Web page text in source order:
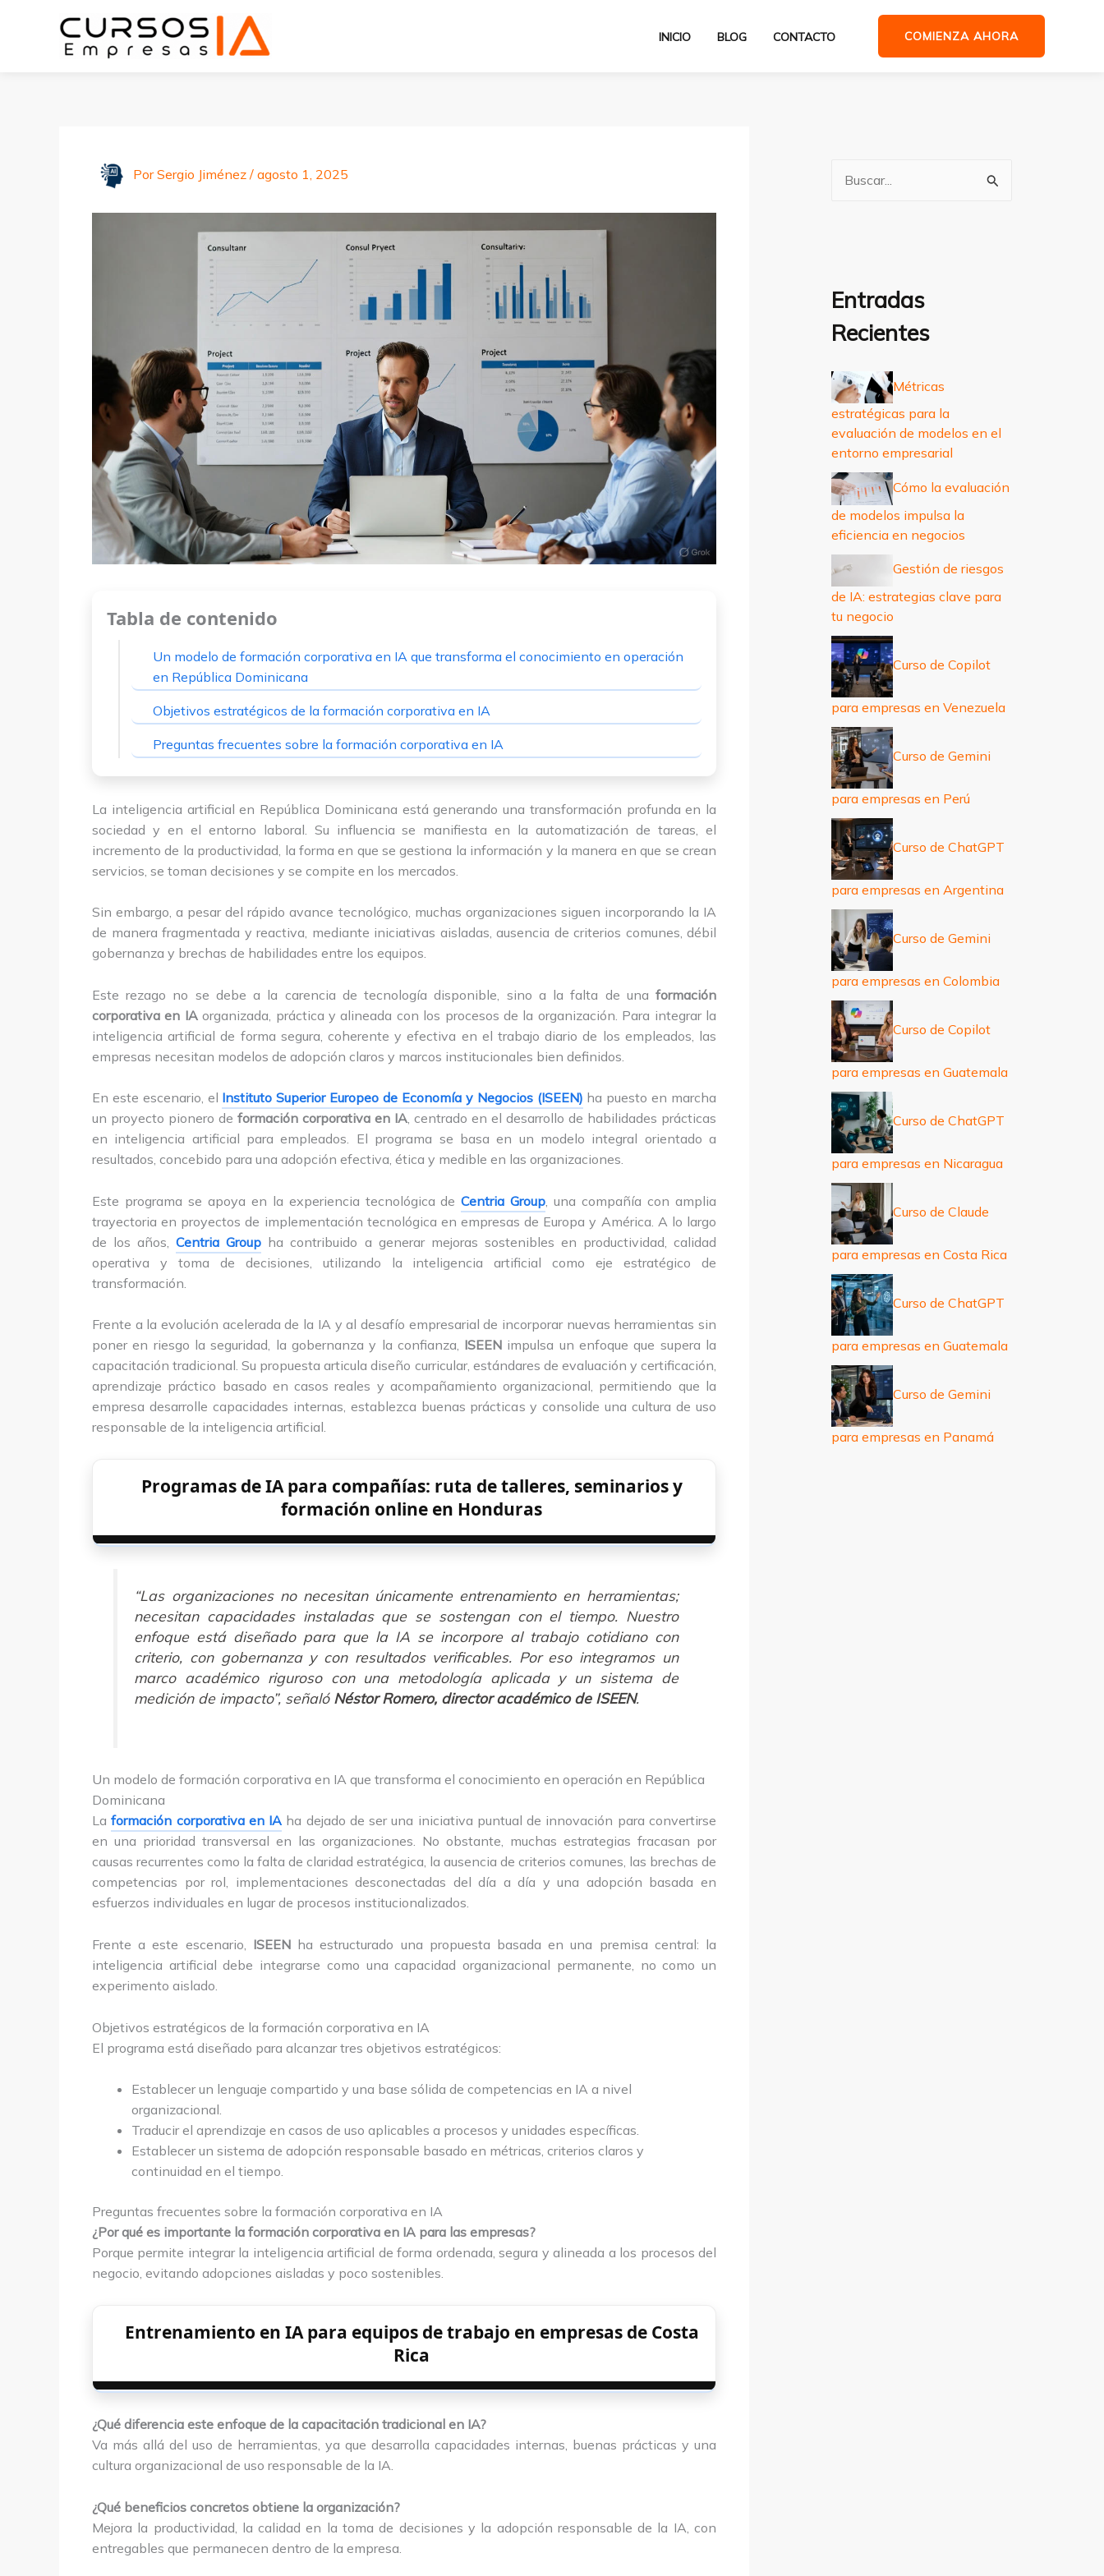
INICIO BLOG CONTACTO COMIENZA AHORA
PorSergio Jiménez / agosto 1, 2025
Tabla de contenido
Un modelo de formación corporativa en IA que transforma el conocimiento en operación
en República Dominicana
Objetivos estratégicos de la formación corporativa en IA
Preguntas frecuentes sobre la formación corporativa en IA
La inteligencia artificial en República Dominicana está generando una transformación profunda en la
sociedad y en el entorno laboral. Su influencia se manifiesta en la automatización de tareas, el
incremento de la productividad, la forma en que se gestiona la información y la manera en que se crean
servicios, se toman decisiones y se compite en los mercados.
Sin embargo, a pesar del rápido avance tecnológico, muchas organizaciones siguen incorporando la IA
de manera fragmentada y reactiva, mediante iniciativas aisladas, ausencia de criterios comunes, débil
gobernanza y brechas de habilidades entre los equipos.
Este rezago no se debe a la carencia de tecnología disponible, sino a la falta de una formación
corporativa en IAorganizada, práctica y alineada con los procesos de la organización. Para integrar la
inteligencia artificial de forma segura, coherente y efectiva en el trabajo diario de los empleados, las
empresas necesitan modelos de adopción claros y marcos institucionales bien definidos.
En este escenario, el Instituto Superior Europeo de Economía y Negocios (ISEEN) ha puesto en marcha
un proyecto pionero de formación corporativa en IA, centrado en el desarrollo de habilidades prácticas
en inteligencia artificial para empleados. El programa se basa en un modelo integral orientado a
resultados, concebido para una adopción efectiva, ética y medible en las organizaciones.
Este programa se apoya en la experiencia tecnológica deCentria Group , una compañía con amplia
trayectoria en proyectos de implementación tecnológica en empresas de Europa y América. A lo largo
de los años,Centria Group ha contribuido a generar mejoras sostenibles en productividad, calidad
operativa y toma de decisiones, utilizando la inteligencia artificial como eje estratégico de
transformación.
Frente a la evolución acelerada de la IA y al desafío empresarial de incorporar nuevas herramientas sin
poner en riesgo la seguridad, la gobernanza y la confianza, ISEEN impulsa un enfoque que supera la
capacitación tradicional. Su propuesta articula diseño curricular, estándares de evaluación y certificación,
aprendizaje práctico basado en casos reales y acompañamiento organizacional, permitiendo que la
empresa desarrolle capacidades internas, establezca buenas prácticas y consolide una cultura de uso
responsable de la inteligencia artificial.
Programas de IA para compañías: ruta de talleres, seminarios y
formación online en Honduras
“Las organizaciones no necesitan únicamente entrenamiento en herramientas;
necesitan capacidades instaladas que se sostengan con el tiempo. Nuestro
enfoque está diseñado para que la IA se incorpore al trabajo cotidiano con
criterio, con gobernanza y con resultados verificables. Por eso integramos un
marco académico riguroso con una metodología aplicada y un sistema de
medición de impacto”, señaló Néstor Romero, director académico de ISEEN.
Un modelo de formación corporativa en IA que transforma el conocimiento en operación en República
Dominicana
Laformación corporativa en IAha dejado de ser una iniciativa puntual de innovación para convertirse
en una prioridad transversal en las organizaciones. No obstante, muchas estrategias fracasan por
causas recurrentes como la falta de claridad estratégica, la ausencia de criterios comunes, las brechas de
competencias por rol, implementaciones desconectadas del día a día y una adopción basada en
esfuerzos individuales en lugar de procesos institucionalizados.
Frente a este escenario, ISEENha estructurado una propuesta basada en una premisa central: la
inteligencia artificial debe integrarse como una capacidad organizacional permanente, no como un
experimento aislado.
Objetivos estratégicos de la formación corporativa en IA
El programa está diseñado para alcanzar tres objetivos estratégicos:
Establecer un lenguaje compartido y una base sólida de competencias en IA a nivel
organizacional.
Traducir el aprendizaje en casos de uso aplicables a procesos y unidades específicas.
Establecer un sistema de adopción responsable basado en métricas, criterios claros y
continuidad en el tiempo.
Preguntas frecuentes sobre la formación corporativa en IA
¿Por qué es importante la formación corporativa en IA para las empresas?
Porque permite integrar la inteligencia artificial de forma ordenada, segura y alineada a los procesos del
negocio, evitando adopciones aisladas y poco sostenibles.
Entrenamiento en IA para equipos de trabajo en empresas de Costa
Rica
¿Qué diferencia este enfoque de la capacitación tradicional en IA?
Va más allá del uso de herramientas, ya que desarrolla capacidades internas, buenas prácticas y una
cultura organizacional de uso responsable de la IA.
¿Qué beneficios concretos obtiene la organización?
Mejora la productividad, la calidad en la toma de decisiones y la adopción responsable de la IA, con
entregables que permanecen dentro de la empresa.
p
r
:
Entradas
Recientes
Métricas
estratégicas para la
evaluación de modelos en el
entorno empresarial
Cómo la evaluación
de modelos impulsa la
eficiencia en negocios
Gestión de riesgos
de IA: estrategias clave para
tu negocio
Curso de Copilot
para empresas en Venezuela
Curso de Gemini
para empresas en Perú
Curso de ChatGPT
para empresas en Argentina
Curso de Gemini
para empresas en Colombia
Curso de Copilot
para empresas en Guatemala
Curso de ChatGPT
para empresas en Nicaragua
Curso de Claude
para empresas en Costa Rica
Curso de ChatGPT
para empresas en Guatemala
Curso de Gemini
para empresas en Panamá